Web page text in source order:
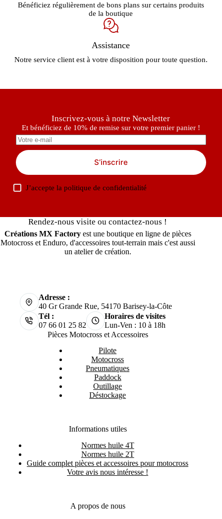
Bénéficiez régulièrement de bons plans sur certains produits
de la boutique
Assistance
Notre service client est à votre disposition pour toute question.
Inscrivez-vous à notre Newsletter
Et bénéficiez de 10% de remise sur votre premier panier !
S’inscrire
J’accepte lapolitique de confidentialité
Rendez-nous visite ou contactez-nous !
Créations MX Factoryest une boutique en ligne de pièces
Motocross et Enduro, d'accessoires tout-terrain mais c'est aussi
un atelier de création.
Adresse :
40 Gr Grande Rue, 54170 Barisey-la-Côte
Tél :
07 66 01 25 82
Horaires de visites
Lun-Ven : 10 à 18h
Pièces Motocross et Accessoires
Pilote
Motocross
Pneumatiques
Paddock
Outillage
Déstockage
Informations utiles
Normes huile 4T
Normes huile 2T
Guide complet pièces et accessoires pour motocross
Votre avis nous intéresse !
A propos de nous